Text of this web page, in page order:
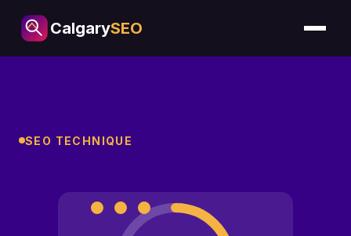
CalgarySEO
SEO TECHNIQUE